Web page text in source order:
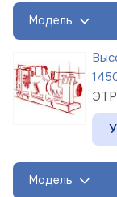
Модель
Модель